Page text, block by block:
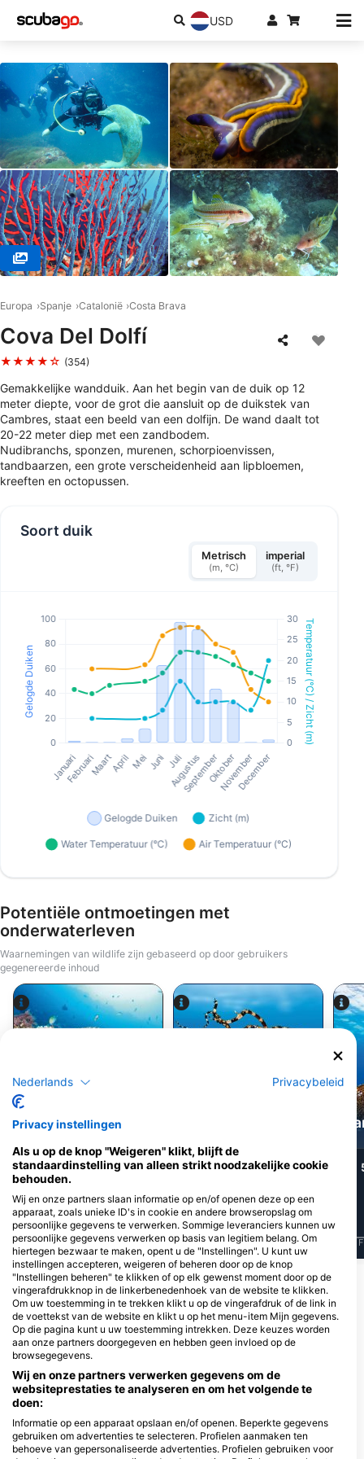
USD
Europa Spanje Catalonië Costa Brava
Cova Del Dolfí
★★★★☆ (354)
Gemakkelijke wandduik. Aan het begin van de duik op 12
meter diepte, voor de grot die aansluit op de duikstek van
Cambres, staat een beeld van een dolfijn. De wand daalt tot
20-22 meter diep met een zandbodem.
Nudibranchs, sponzen, murenen, schorpioenvissen,
tandbaarzen, een grote verscheidenheid aan lipbloemen,
kreeften en octopussen.
Soort duik
Metrisch
(m, °C)
imperial
(ft, °F)
Potentiële ontmoetingen met
onderwaterleven
Waarnemingen van wildlife zijn gebaseerd op door gebruikers
gegenereerde inhoud
Alamy-WaterFrame
Murene
29Waarnemingen
J F M A M J J A S O N D
21Waarnemingen
J F M A M J J A S O N D F
Duikcentra die deze duiklocatie
verzorgen
Mateua Dive
Plaza Punta Montgó Nº8, 17130
L’Escala, GE - Spanje
Diving Grassi-Sub
Passatge Sibil·la de Fortià, 4, 17130
L’Escala, GE - Spanje
DUIKSTEKKEN IN DE BUURT
Nederlands Privacybeleid
Privacy instellingen
Als u op de knop "Weigeren" klikt, blijft de
standaardinstelling van alleen strikt noodzakelijke cookie
behouden.
Wij en onze partners slaan informatie op en/of openen deze op een
apparaat, zoals unieke ID's in cookie en andere browseropslag om
persoonlijke gegevens te verwerken. Sommige leveranciers kunnen uw
persoonlijke gegevens verwerken op basis van legitiem belang. Om
hiertegen bezwaar te maken, opent u de "Instellingen". U kunt uw
instellingen accepteren, weigeren of beheren door op de knop
"Instellingen beheren" te klikken of op elk gewenst moment door op de
vingerafdrukknop in de linkerbenedenhoek van de website te klikken.
Om uw toestemming in te trekken klikt u op de vingerafdruk of de link in
de voettekst van de website en klikt u op het menu-item Mijn gegevens.
Op die pagina kunt u uw toestemming intrekken. Deze keuzes worden
aan onze partners doorgegeven en hebben geen invloed op de
browsegegevens.
Wij en onze partners verwerken gegevens om de
websiteprestaties te analyseren en om het volgende te
doen:
Informatie op een apparaat opslaan en/of openen. Beperkte gegevens
gebruiken om advertenties te selecteren. Profielen aanmaken ten
behoeve van gepersonaliseerde advertenties. Profielen gebruiken voor